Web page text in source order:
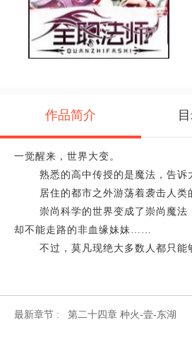
作品简介
一觉醒来，世界大变。
却不能走路的非血缘妹妹……
不过，莫凡现绝大多数人都
最新章节 : 第二十四章 种火-壹-东湖